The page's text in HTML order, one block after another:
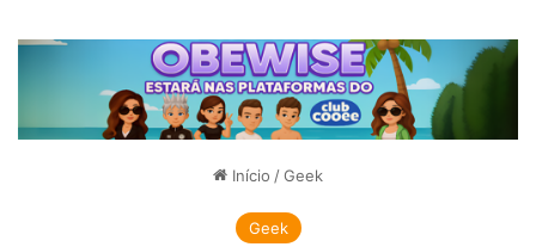
Início /Geek
Geek